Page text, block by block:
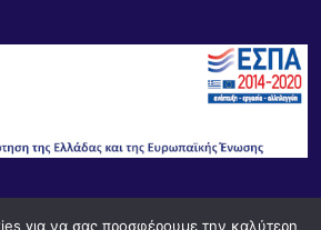
byKnowledge AE
για να σας προσφέρουμε την καλύτερη